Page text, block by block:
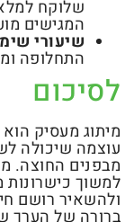
שלוקח
המגישים
שיעורי
התחלופה
לסיכום
מיתוג מעסיק
עוצמה שיכולה
מבפנים החוצה.
למשוך
ולהשאיר רושם
ברורה של הערך